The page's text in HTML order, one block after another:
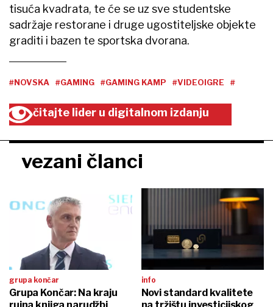
tisuća kvadrata, te će se uz sve studentske
sadržaje restorane i druge ugostiteljske objekte
graditi i bazen te sportska dvorana.
#NOVSKA #GAMING #GAMING KAMP #VIDEOIGRE #
čitajte lider u digitalnom izdanju
vezani članci
grupa končar
Grupa Končar: Na kraju
info
Novi standard kvalitete